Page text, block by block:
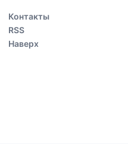
Контакты
RSS
Наверх